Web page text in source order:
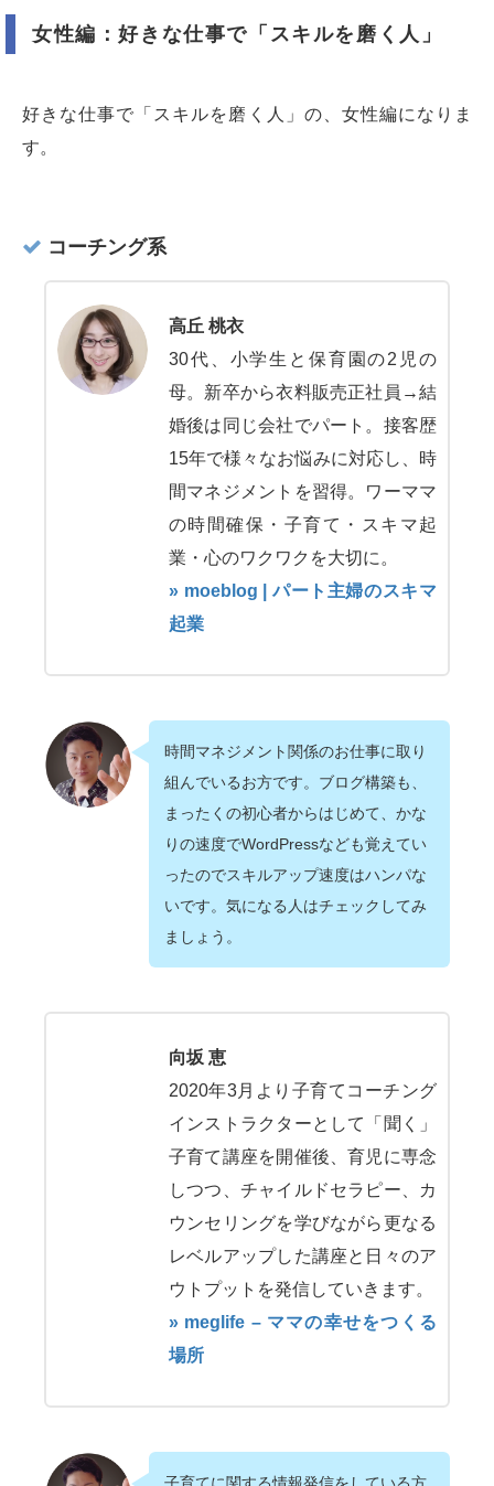
女性編：好きな仕事で「スキルを磨く人」
好きな仕事で「スキルを磨く人」の、女性編になりま
す。
コーチング系
高丘 桃衣
30代、小学生と保育園の2児の
母。新卒から衣料販売正社員→結
婚後は同じ会社でパート。接客歴
15年で様々なお悩みに対応し、時
間マネジメントを習得。ワーママ
の時間確保・子育て・スキマ起
業・心のワクワクを大切に。
» moeblog | パート主婦のスキマ
起業
時間マネジメント関係のお仕事に取り
組んでいるお方です。ブログ構築も、
まったくの初心者からはじめて、かな
りの速度でWordPressなども覚えてい
ったのでスキルアップ速度はハンパな
いです。気になる人はチェックしてみ
ましょう。
向坂 恵
2020年3月より子育てコーチング
インストラクターとして「聞く」
子育て講座を開催後、育児に専念
しつつ、チャイルドセラピー、カ
ウンセリングを学びながら更なる
レベルアップした講座と日々のア
ウトプットを発信していきます。
» meglife – ママの幸せをつくる
場所
子育てに関する情報発信をしている方